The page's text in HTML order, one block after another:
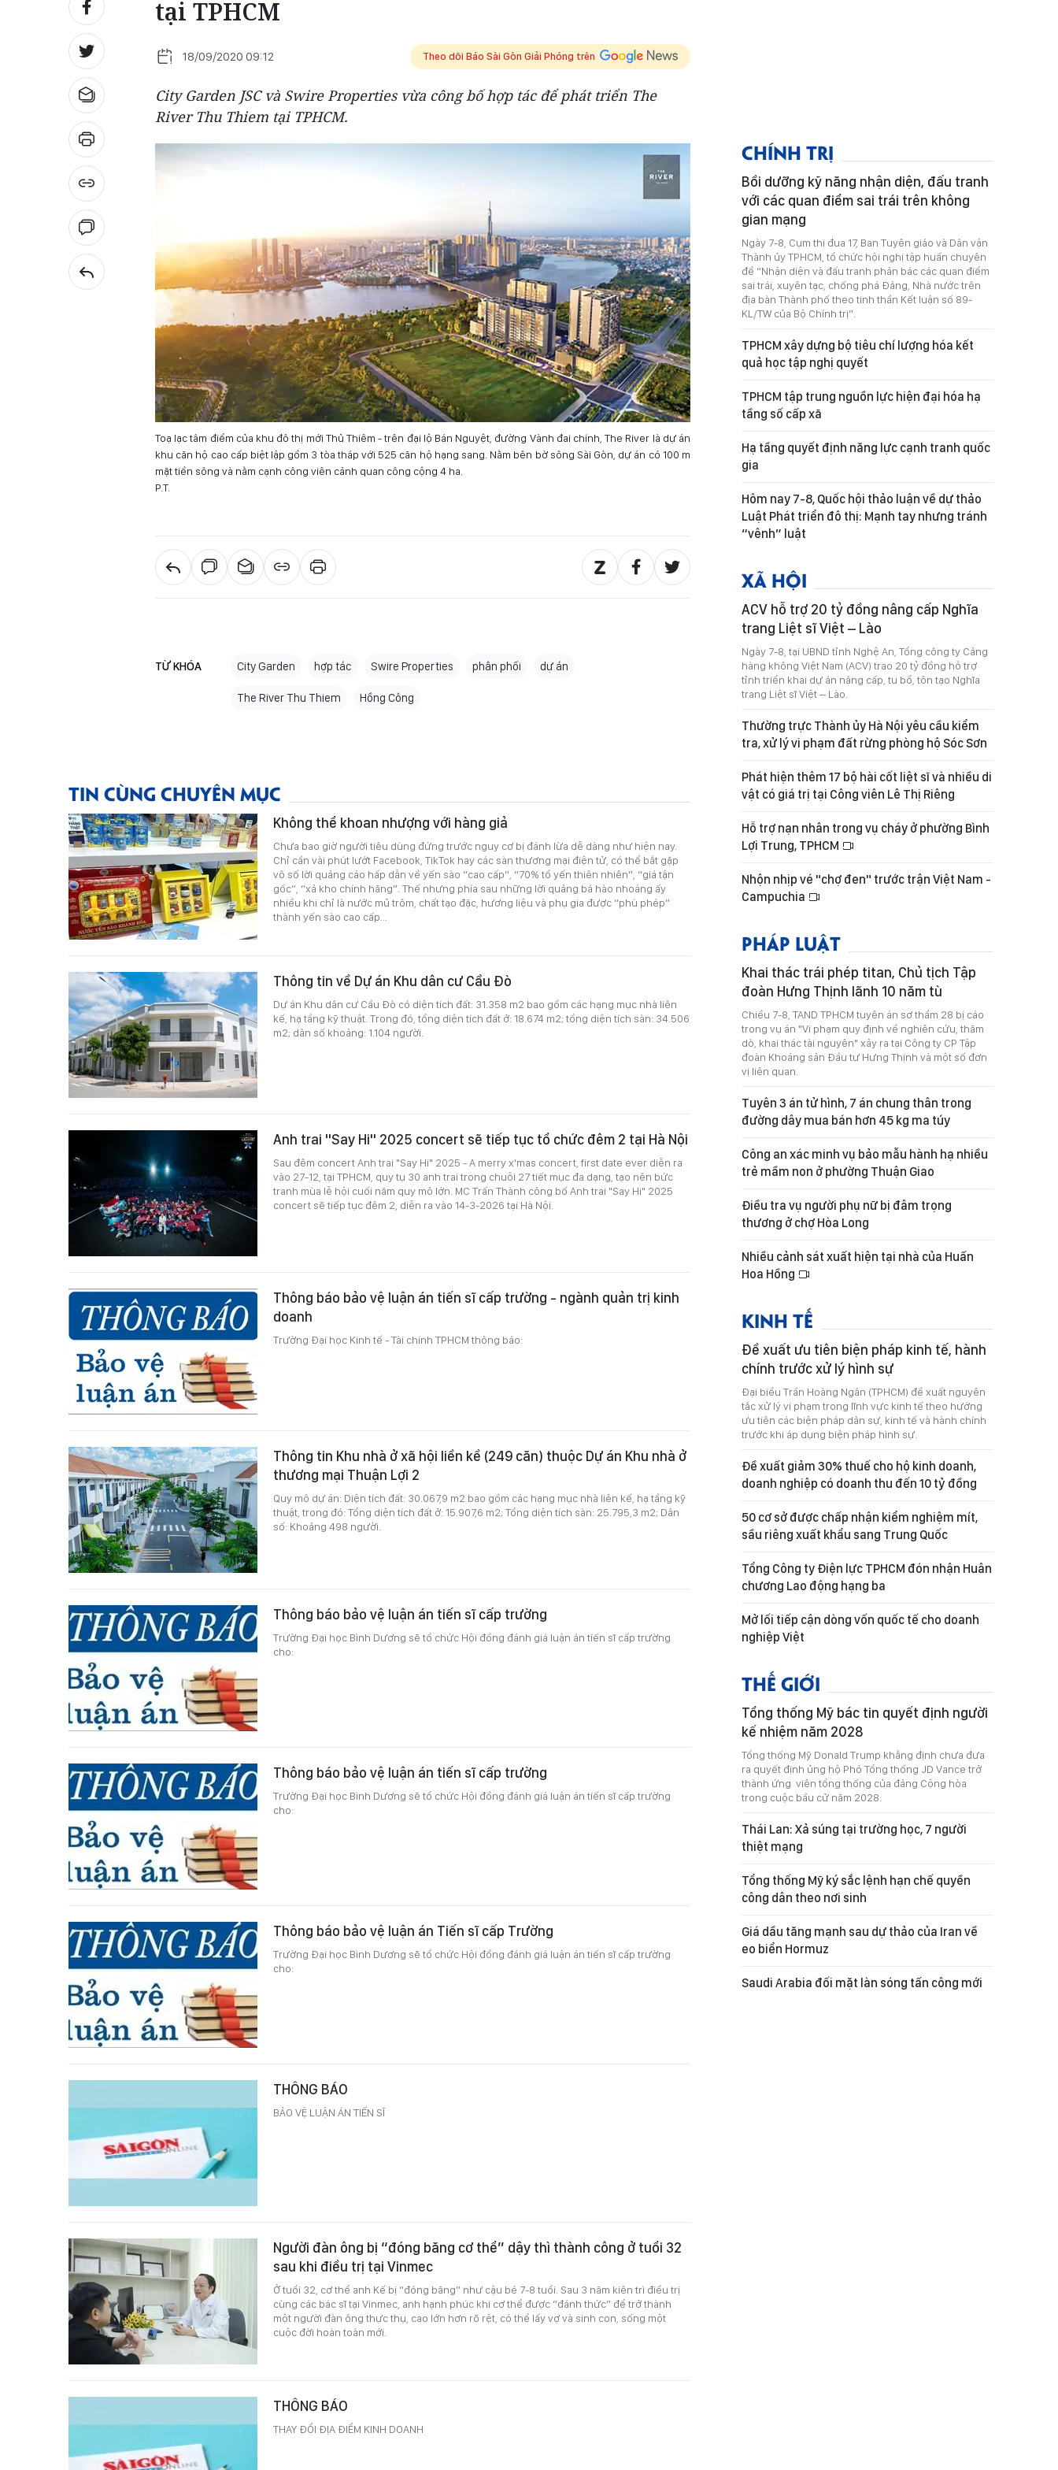
tại TPHCM
18/09/2020 09:12 Theo dõi Báo Sài Gòn Giải Phóng trên
City Garden JSC và Swire Properties vừa công bố hợp tác để phát triển The
River Thu Thiem tại TPHCM.
Toạ lạc tâm điểm của khu đô thị mới Thủ Thiêm - trên đại lộ Bán Nguyệt, đường Vành đai chính, The River là dự án
khu căn hộ cao cấp biệt lập gồm 3 tòa tháp với 525 căn hộ hạng sang. Nằm bên bờ sông Sài Gòn, dự án có 100 m
mặt tiền sông và nằm cạnh công viên cảnh quan công cộng 4 ha.
P.T.
TỪ KHÓA City Garden hợp tác Swire Properties phân phối dự án
The River Thu Thiem Hồng Công
TIN CÙNG CHUYÊN MỤC
Không thể khoan nhượng với hàng giả
Chưa bao giờ người tiêu dùng đứng trước nguy cơ bị đánh lừa dễ dàng như hiện nay.
Chỉ cần vài phút lướt Facebook, TikTok hay các sàn thương mại điện tử, có thể bắt gặp
vô số lời quảng cáo hấp dẫn về yến sào “cao cấp”, “70% tổ yến thiên nhiên”, “giá tận
gốc”, “xả kho chính hãng”. Thế nhưng phía sau những lời quảng bá hào nhoáng ấy
nhiều khi chỉ là nước mủ trôm, chất tạo đặc, hương liệu và phụ gia được “phù phép”
thành yến sào cao cấp...
Thông tin về Dự án Khu dân cư Cầu Đò
Dự án Khu dân cư Cầu Đò có diện tích đất: 31.358 m2 bao gồm các hạng mục nhà liên
kế, hạ tầng kỹ thuật. Trong đó, tổng diện tích đất ở: 18.674 m2; tổng diện tích sàn: 34.506
m2; dân số khoảng: 1.104 người.
Anh trai "Say Hi" 2025 concert sẽ tiếp tục tổ chức đêm 2 tại Hà Nội
Sau đêm concert Anh trai "Say Hi" 2025 - A merry x'mas concert, first date ever diễn ra
vào 27-12, tại TPHCM, quy tụ 30 anh trai trong chuỗi 27 tiết mục đa dạng, tạo nên bức
tranh mùa lễ hội cuối năm quy mô lớn. MC Trấn Thành công bố Anh trai "Say Hi" 2025
concert sẽ tiếp tục đêm 2, diễn ra vào 14-3-2026 tại Hà Nội.
Thông báo bảo vệ luận án tiến sĩ cấp trường - ngành quản trị kinh
doanh
Trường Đại học Kinh tế - Tài chính TPHCM thông báo:
Thông tin Khu nhà ở xã hội liền kề (249 căn) thuộc Dự án Khu nhà ở
thương mại Thuận Lợi 2
Quy mô dự án: Diện tích đất: 30.067,9 m2 bao gồm các hạng mục nhà liên kế, hạ tầng kỹ
thuật, trong đó: Tổng diện tích đất ở: 15.907,6 m2; Tổng diện tích sàn: 25.795,3 m2; Dân
số: Khoảng 498 người.
Thông báo bảo vệ luận án tiến sĩ cấp trường
Trường Đại học Bình Dương sẽ tổ chức Hội đồng đánh giá luận án tiến sĩ cấp trường
cho:
Thông báo bảo vệ luận án tiến sĩ cấp trường
Trường Đại học Bình Dương sẽ tổ chức Hội đồng đánh giá luận án tiến sĩ cấp trường
cho:
Thông báo bảo vệ luận án Tiến sĩ cấp Trường
Trường Đại học Bình Dương sẽ tổ chức Hội đồng đánh giá luận án tiến sĩ cấp trường
cho:
THÔNG BÁO
BẢO VỆ LUẬN ÁN TIẾN SĨ
Người đàn ông bị “đóng băng cơ thể” dậy thì thành công ở tuổi 32
sau khi điều trị tại Vinmec
Ở tuổi 32, cơ thể anh Kế bị “đóng băng” như cậu bé 7-8 tuổi. Sau 3 năm kiên trì điều trị
cùng các bác sĩ tại Vinmec, anh hạnh phúc khi cơ thể được “đánh thức” để trở thành
một người đàn ông thực thụ, cao lớn hơn rõ rệt, có thể lấy vợ và sinh con, sống một
cuộc đời hoàn toàn mới.
THÔNG BÁO
THAY ĐỔI ĐỊA ĐIỂM KINH DOANH
CHÍNH TRỊ
Bồi dưỡng kỹ năng nhận diện, đấu tranh
với các quan điểm sai trái trên không
gian mạng
Ngày 7-8, Cụm thi đua 17, Ban Tuyên giáo và Dân vận
Thành ủy TPHCM, tổ chức hội nghị tập huấn chuyên
đề “Nhận diện và đấu tranh phản bác các quan điểm
sai trái, xuyên tạc, chống phá Đảng, Nhà nước trên
địa bàn Thành phố theo tinh thần Kết luận số 89-
KL/TW của Bộ Chính trị”.
TPHCM xây dựng bộ tiêu chí lượng hóa kết
quả học tập nghị quyết
TPHCM tập trung nguồn lực hiện đại hóa hạ
tầng số cấp xã
Hạ tầng quyết định năng lực cạnh tranh quốc
gia
Hôm nay 7-8, Quốc hội thảo luận về dự thảo
Luật Phát triển đô thị: Mạnh tay nhưng tránh
“vênh” luật
XÃ HỘI
ACV hỗ trợ 20 tỷ đồng nâng cấp Nghĩa
trang Liệt sĩ Việt – Lào
Ngày 7-8, tại UBND tỉnh Nghệ An, Tổng công ty Cảng
hàng không Việt Nam (ACV) trao 20 tỷ đồng hỗ trợ
tỉnh triển khai dự án nâng cấp, tu bổ, tôn tạo Nghĩa
trang Liệt sĩ Việt – Lào.
Thường trực Thành ủy Hà Nội yêu cầu kiểm
tra, xử lý vi phạm đất rừng phòng hộ Sóc Sơn
Phát hiện thêm 17 bộ hài cốt liệt sĩ và nhiều di
vật có giá trị tại Công viên Lê Thị Riêng
Hỗ trợ nạn nhân trong vụ cháy ở phường Bình
Lợi Trung, TPHCM
Nhộn nhịp vé "chợ đen" trước trận Việt Nam -
Campuchia
PHÁP LUẬT
Khai thác trái phép titan, Chủ tịch Tập
đoàn Hưng Thịnh lãnh 10 năm tù
Chiều 7-8, TAND TPHCM tuyên án sơ thẩm 28 bị cáo
trong vụ án "Vi phạm quy định về nghiên cứu, thăm
dò, khai thác tài nguyên" xảy ra tại Công ty CP Tập
đoàn Khoáng sản Đầu tư Hưng Thịnh và một số đơn
vị liên quan.
Tuyên 3 án tử hình, 7 án chung thân trong
đường dây mua bán hơn 45 kg ma túy
Công an xác minh vụ bảo mẫu hành hạ nhiều
trẻ mầm non ở phường Thuận Giao
Điều tra vụ người phụ nữ bị đâm trọng
thương ở chợ Hòa Long
Nhiều cảnh sát xuất hiện tại nhà của Huấn
Hoa Hồng
KINH TẾ
Đề xuất ưu tiên biện pháp kinh tế, hành
chính trước xử lý hình sự
Đại biểu Trần Hoàng Ngân (TPHCM) đề xuất nguyên
tắc xử lý vi phạm trong lĩnh vực kinh tế theo hướng
ưu tiên các biện pháp dân sự, kinh tế và hành chính
trước khi áp dụng biện pháp hình sự.
Đề xuất giảm 30% thuế cho hộ kinh doanh,
doanh nghiệp có doanh thu đến 10 tỷ đồng
50 cơ sở được chấp nhận kiểm nghiệm mít,
sầu riêng xuất khẩu sang Trung Quốc
Tổng Công ty Điện lực TPHCM đón nhận Huân
chương Lao động hạng ba
Mở lối tiếp cận dòng vốn quốc tế cho doanh
nghiệp Việt
THẾ GIỚI
Tổng thống Mỹ bác tin quyết định người
kế nhiệm năm 2028
Tổng thống Mỹ Donald Trump khẳng định chưa đưa
ra quyết định ủng hộ Phó Tổng thống JD Vance trở
thành ứng viên tổng thống của đảng Cộng hòa
trong cuộc bầu cử năm 2028.
Thái Lan: Xả súng tại trường học, 7 người
thiệt mạng
Tổng thống Mỹ ký sắc lệnh hạn chế quyền
công dân theo nơi sinh
Giá dầu tăng mạnh sau dự thảo của Iran về
eo biển Hormuz
Saudi Arabia đối mặt làn sóng tấn công mới